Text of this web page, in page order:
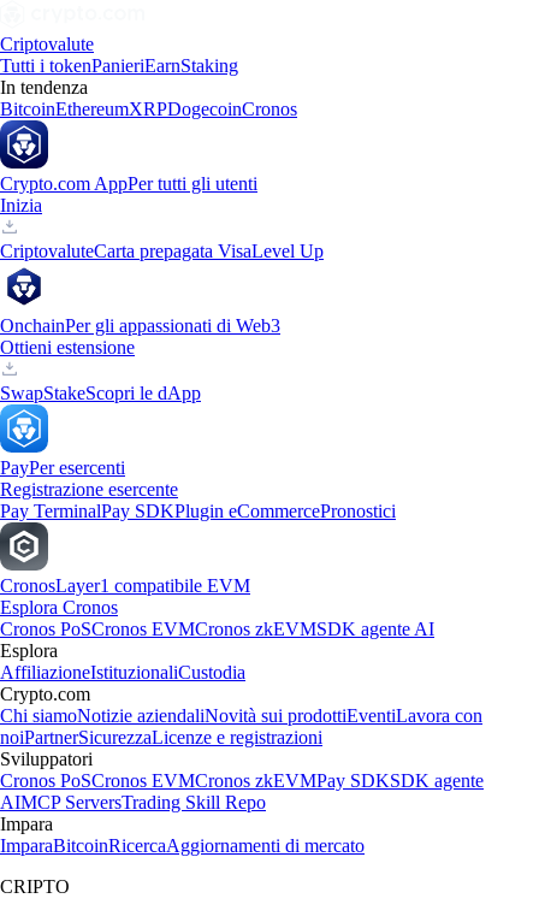
Criptovalute
Tutti i tokenPanieriEarnStaking
In tendenza
BitcoinEthereumXRPDogecoinCronos
Crypto.com AppPer tutti gli utenti
Inizia
CriptovaluteCarta prepagata VisaLevel Up
OnchainPer gli appassionati di Web3
Ottieni estensione
SwapStakeScopri le dApp
PayPer esercenti
Registrazione esercente
Pay TerminalPay SDKPlugin eCommercePronostici
CronosLayer1 compatibile EVM
Esplora Cronos
Cronos PoSCronos EVMCronos zkEVMSDK agente AI
Esplora
AffiliazioneIstituzionaliCustodia
Crypto.com
Chi siamoNotizie aziendaliNovità sui prodottiEventiLavora con
noiPartnerSicurezzaLicenze e registrazioni
Sviluppatori
Cronos PoSCronos EVMCronos zkEVMPay SDKSDK agente
AIMCP ServersTrading Skill Repo
Impara
ImparaBitcoinRicercaAggiornamenti di mercato
CRIPTO